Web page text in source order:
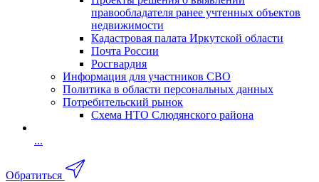
правообладателя ранее учтенных объектов
недвижимости
Кадастровая палата Иркутской области
Почта России
Росгвардия
Информация для участников СВО
Политика в области персональных данных
Потребительский рынок
Схема НТО Слюдянского района
...
Обратиться